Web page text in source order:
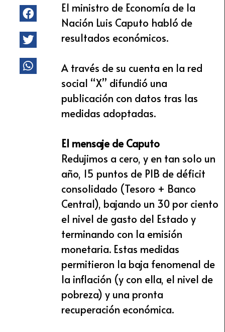
El ministro de Economía de la
Nación Luis Caputo habló de
resultados económicos.
A través de su cuenta en la red
social “X” difundió una
publicación con datos tras las
medidas adoptadas.
El mensaje de Caputo
Redujimos a cero, y en tan solo un
año, 15 puntos de PIB de déficit
consolidado (Tesoro + Banco
Central), bajando un 30 por ciento
el nivel de gasto del Estado y
terminando con la emisión
monetaria. Estas medidas
permitieron la baja fenomenal de
la inflación (y con ella, el nivel de
pobreza) y una pronta
recuperación económica.